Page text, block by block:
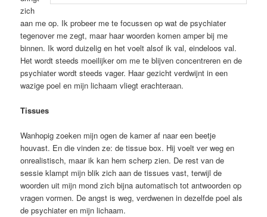
zich
aan me op. Ik probeer me te focussen op wat de psychiater
tegenover me zegt, maar haar woorden komen amper bij me
binnen. Ik word duizelig en het voelt alsof ik val, eindeloos val.
Het wordt steeds moeilijker om me te blijven concentreren en de
psychiater wordt steeds vager. Haar gezicht verdwijnt in een
wazige poel en mijn lichaam vliegt erachteraan.
Tissues
Wanhopig zoeken mijn ogen de kamer af naar een beetje
houvast. En die vinden ze: de tissue box. Hij voelt ver weg en
onrealistisch, maar ik kan hem scherp zien. De rest van de
sessie klampt mijn blik zich aan de tissues vast, terwijl de
woorden uit mijn mond zich bijna automatisch tot antwoorden op
vragen vormen. De angst is weg, verdwenen in dezelfde poel als
de psychiater en mijn lichaam.